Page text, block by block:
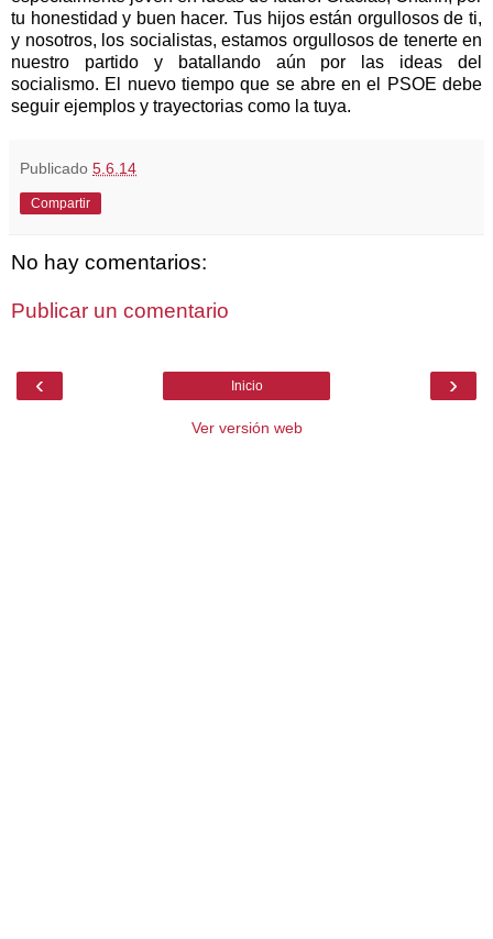
tu honestidad y buen hacer. Tus hijos están orgullosos de ti,
y nosotros, los socialistas, estamos orgullosos de tenerte en
nuestro partido y batallando aún por las ideas del
socialismo. El nuevo tiempo que se abre en el PSOE debe
seguir ejemplos y trayectorias como la tuya.
Publicado 5.6.14
Compartir
No hay comentarios:
Publicar un comentario
‹ ›
Inicio
Ver versión web